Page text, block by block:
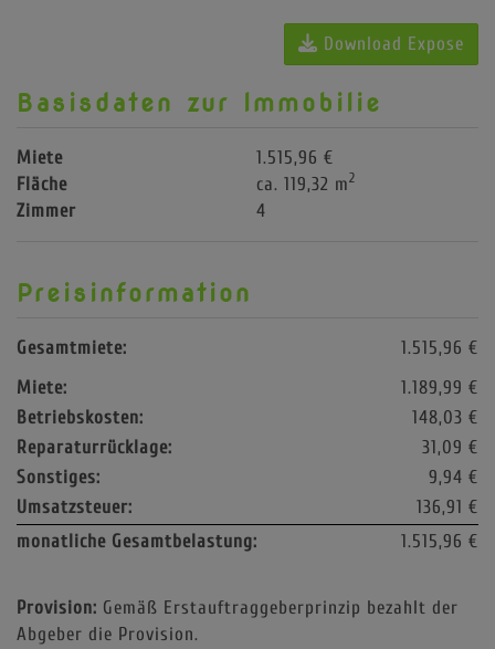
Download Expose
Basisdaten zur Immobilie
Miete
1.515,96 €
Fläche
ca. 119,32 m2
Zimmer 4
Preisinformation
Gesamtmiete:
1.515,96 €
Miete:
1.189,99 €
Betriebskosten:
148,03 €
Reparaturrücklage:
31,09 €
Sonstiges:
9,94 €
Umsatzsteuer:
136,91 €
monatliche Gesamtbelastung:
1.515,96 €
Provision: Gemäß Erstauftraggeberprinzip bezahlt der
Abgeber die Provision.